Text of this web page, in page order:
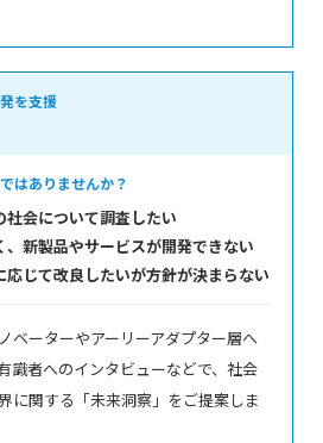
を支援
はありませんか？
会について調査したい
新製品やサービスが開発できない
じて改良したいが方針が決まらない
ベーターやアーリーアダプター層へ
識者へのインタビューなどで、社会
に関する「未来洞察」をご提案しま